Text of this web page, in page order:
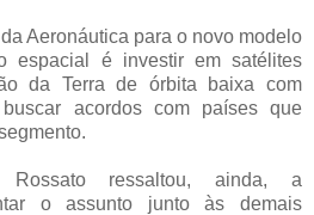
Aeronáutica para o novo modelo
espacial é investir em satélites
da Terra de órbita baixa com
acordos com países que
Rossato ressaltou, ainda, a
o assunto junto às demais